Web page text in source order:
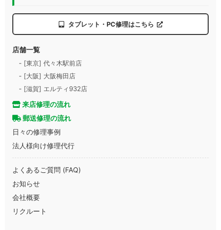
タブレット・PC修理はこちら
店舗一覧
- [東京] 代々木駅前店
- [大阪] 大阪梅田店
- [滋賀] エルティ932店
来店修理の流れ
郵送修理の流れ
日々の修理事例
法人様向け修理代行
よくあるご質問 (FAQ)
お知らせ
会社概要
リクルート